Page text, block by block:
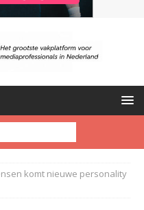
komt nieuwe personality